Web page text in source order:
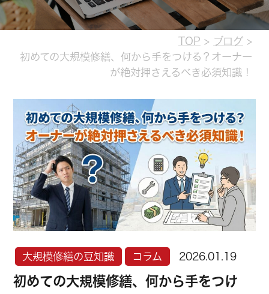
TOP > ブログ >
初めての大規模修繕、何から手をつける？オーナー
が絶対押さえるべき必須知識！
大規模修繕の豆知識 コラム 2026.01.19
初めての大規模修繕、何から手をつけ